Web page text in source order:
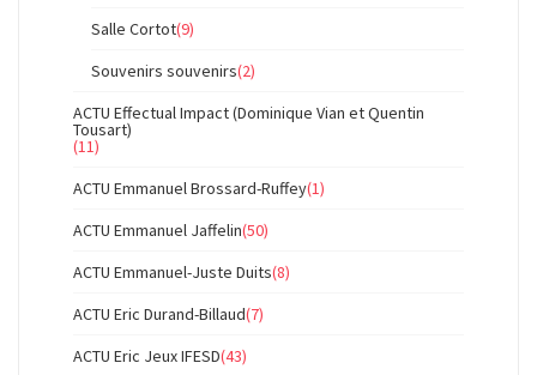
Salle Cortot(9)
Souvenirs souvenirs(2)
ACTU Effectual Impact (Dominique Vian et Quentin
Tousart)
(11)
ACTU Emmanuel Brossard-Ruffey(1)
ACTU Emmanuel Jaffelin(50)
ACTU Emmanuel-Juste Duits(8)
ACTU Eric Durand-Billaud(7)
ACTU Eric Jeux IFESD(43)